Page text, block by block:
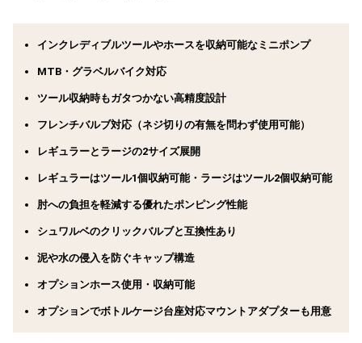
インクレディブルツールやホースを収納可能なミニポンプ
MTB・グラベルバイク対応
ツール収納時もガタつかない高精度設計
フレンチバルブ対応（ネジ切りの有無を問わず使用可能）
レギュラーとラージの2サイズ展開
レギュラーはツール1個収納可能・ラージはツール2個収納可能
肘への負担を軽減する優れたポンピング性能
シュワルベのクリックバルブと互換性あり
泥や水の侵入を防ぐキャップ構造
オプションホース使用・収納可能
オプションでボトルケージ台座対応マウントアダプターも用意